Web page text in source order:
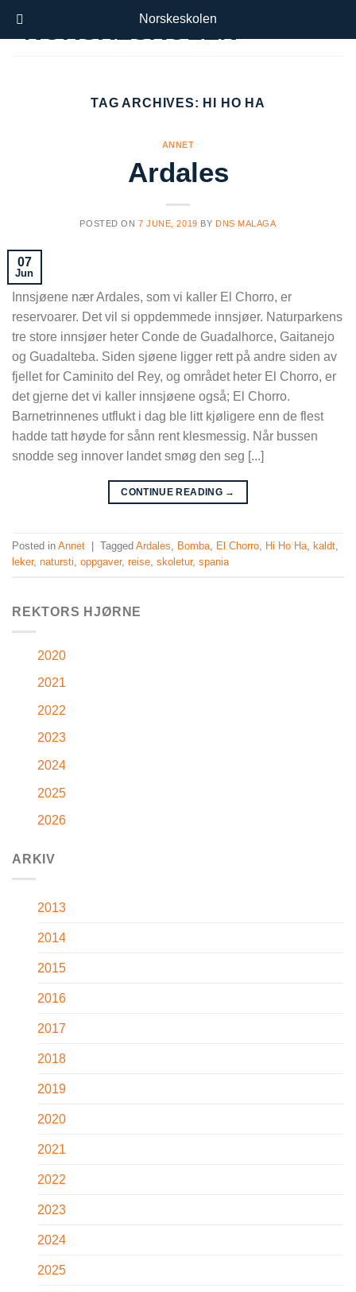
TAG ARCHIVES: HI HO HA
ANNET
Ardales
POSTED ON 7 JUNE, 2019 BY DNS MALAGA
07
Jun
Innsjøene nær Ardales, som vi kaller El Chorro, er
reservoarer. Det vil si oppdemmede innsjøer. Naturparkens
tre store innsjøer heter Conde de Guadalhorce, Gaitanejo
og Guadalteba. Siden sjøene ligger rett på andre siden av
fjellet for Caminito del Rey, og området heter El Chorro, er
det gjerne det vi kaller innsjøene også; El Chorro.
Barnetrinnenes utflukt i dag ble litt kjøligere enn de flest
hadde tatt høyde for sånn rent klesmessig. Når bussen
snodde seg innover landet smøg den seg [...]
CONTINUE READING →
Posted in Annet Tagged Ardales, Bomba, El Chorro, Hi Ho Ha, kaldt,
leker, natursti, oppgaver, reise, skoletur, spania
REKTORS HJØRNE
2020
2021
2022
2023
2024
2025
2026
ARKIV
2013
2014
2015
2016
2017
2018
2019
2020
2021
2022
2023
2024
2025
Norskeskolen